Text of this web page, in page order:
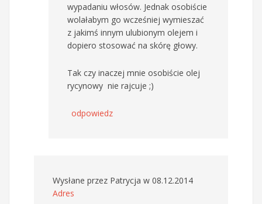
wypadaniu włosów. Jednak osobiście
wolałabym go wcześniej wymieszać
z jakimś innym ulubionym olejem i
dopiero stosować na skórę głowy.
Tak czy inaczej mnie osobiście olej
rycynowy nie rajcuje ;)
odpowiedz
Wysłane przez Patrycja w 08.12.2014
Adres